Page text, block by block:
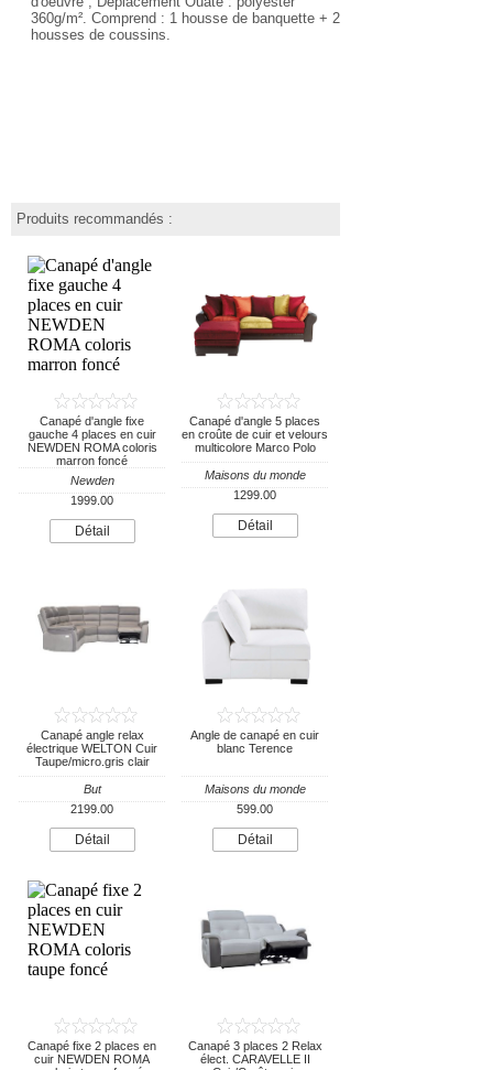
360g/m². Comprend : 1 housse de banquette + 2
housses de coussins.
Produits recommandés :
Canapé d'angle fixe
gauche 4 places en cuir
NEWDEN ROMA coloris
marron foncé
Newden
1999.00
Détail
Canapé d'angle 5 places
en croûte de cuir et velours
multicolore Marco Polo
Maisons du monde
1299.00
Détail
Canapé angle relax
électrique WELTON Cuir
Taupe/micro.gris clair
But
2199.00
Détail
Angle de canapé en cuir
blanc Terence
Maisons du monde
599.00
Détail
Canapé fixe 2 places en
cuir NEWDEN ROMA
Canapé 3 places 2 Relax
élect. CARAVELLE II